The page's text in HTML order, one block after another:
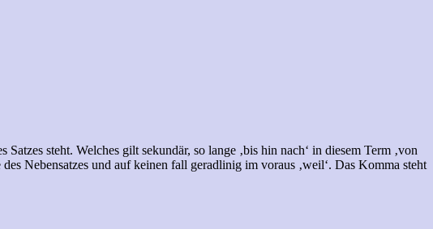
steht. Welches gilt sekundär, so lange ‚bis hin nach‘ in diesem Term ‚von
Nebensatzes und auf keinen fall geradlinig im voraus ‚weil‘. Das Komma steht